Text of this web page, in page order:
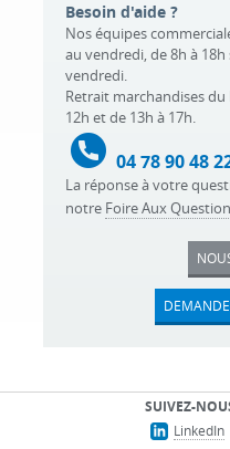
Besoin d'aide ?
Nos équipes
au vendredi, de 8h à
vendredi.
Retrait marchandises
12h et de 13h à 17h.
04 78 90 48
La réponse à votre
notre Foire Aux
SUIVEZ-
LinkedIn